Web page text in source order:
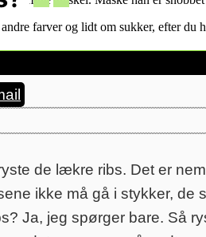
farver og lidt om sukker, efter
de lækre ribs. Det er
ikke må gå i stykker, de
Ja, jeg spørger bare. Så